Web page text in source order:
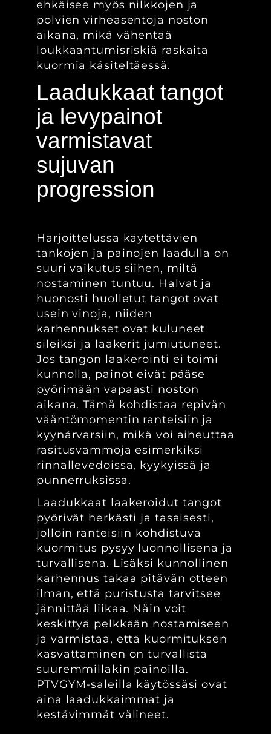
ehkäisee myös nilkkojen ja
polvien virheasentoja noston
aikana, mikä vähentää
loukkaantumisriskiä raskaita
kuormia käsiteltäessä.
Laadukkaat tangot
ja levypainot
varmistavat
sujuvan
progression
Harjoittelussa käytettävien
tankojen ja painojen laadulla on
suuri vaikutus siihen, miltä
nostaminen tuntuu. Halvat ja
huonosti huolletut tangot ovat
usein vinoja, niiden
karhennukset ovat kuluneet
sileiksi ja laakerit jumiutuneet.
Jos tangon laakerointi ei toimi
kunnolla, painot eivät pääse
pyörimään vapaasti noston
aikana. Tämä kohdistaa repivän
vääntömomentin ranteisiin ja
kyynärvarsiin, mikä voi aiheuttaa
rasitusvammoja esimerkiksi
rinnallevedoissa, kyykyissä ja
punnerruksissa.
Laadukkaat laakeroidut tangot
pyörivät herkästi ja tasaisesti,
jolloin ranteisiin kohdistuva
kuormitus pysyy luonnollisena ja
turvallisena. Lisäksi kunnollinen
karhennus takaa pitävän otteen
ilman, että puristusta tarvitsee
jännittää liikaa. Näin voit
keskittyä pelkkään nostamiseen
ja varmistaa, että kuormituksen
kasvattaminen on turvallista
suuremmillakin painoilla.
PTVGYM-saleilla käytössäsi ovat
aina laadukkaimmat ja
kestävimmät välineet.